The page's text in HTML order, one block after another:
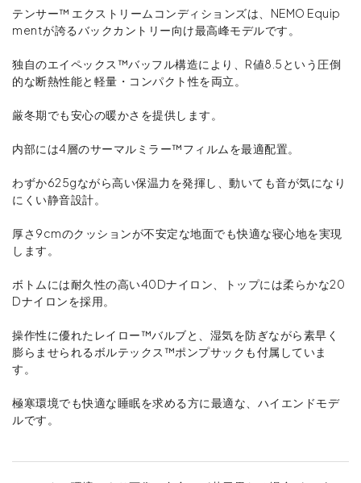
テンサー™ エクストリームコンディションズは、NEMO Equip
mentが誇るバックカントリー向け最高峰モデルです。
独自のエイペックス™バッフル構造により、R値8.5という圧倒
的な断熱性能と軽量・コンパクト性を両立。
厳冬期でも安心の暖かさを提供します。
内部には4層のサーマルミラー™フィルムを最適配置。
わずか625gながら高い保温力を発揮し、動いても音が気になり
にくい静音設計。
厚さ9cmのクッションが不安定な地面でも快適な寝心地を実現
します。
ボトムには耐久性の高い40Dナイロン、トップには柔らかな20
Dナイロンを採用。
操作性に優れたレイロー™バルブと、湿気を防ぎながら素早く
膨らませられるボルテックス™ポンプサックも付属していま
す。
極寒環境でも快適な睡眠を求める方に最適な、ハイエンドモデ
ルです。